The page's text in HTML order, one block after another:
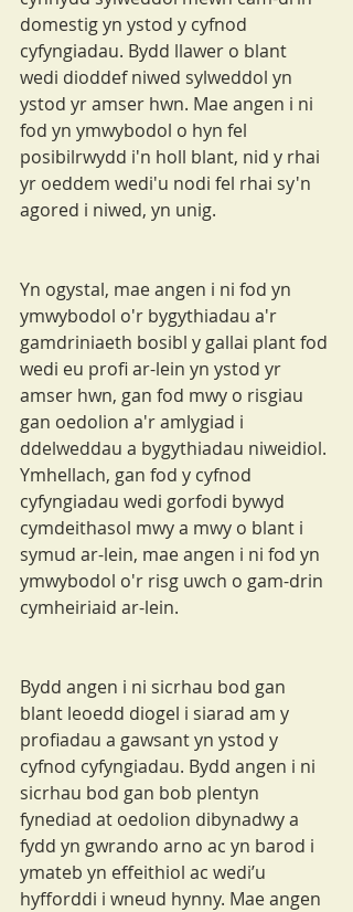
domestig yn ystod y cyfnod
cyfyngiadau. Bydd llawer o blant
wedi dioddef niwed sylweddol yn
ystod yr amser hwn. Mae angen i ni
fod yn ymwybodol o hyn fel
posibilrwydd i'n holl blant, nid y rhai
yr oeddem wedi'u nodi fel rhai sy'n
agored i niwed, yn unig.
Yn ogystal, mae angen i ni fod yn
ymwybodol o'r bygythiadau a'r
gamdriniaeth bosibl y gallai plant fod
wedi eu profi ar-lein yn ystod yr
amser hwn, gan fod mwy o risgiau
gan oedolion a'r amlygiad i
ddelweddau a bygythiadau niweidiol.
Ymhellach, gan fod y cyfnod
cyfyngiadau wedi gorfodi bywyd
cymdeithasol mwy a mwy o blant i
symud ar-lein, mae angen i ni fod yn
ymwybodol o'r risg uwch o gam-drin
cymheiriaid ar-lein.
Bydd angen i ni sicrhau bod gan
blant leoedd diogel i siarad am y
profiadau a gawsant yn ystod y
cyfnod cyfyngiadau. Bydd angen i ni
sicrhau bod gan bob plentyn
fynediad at oedolion dibynadwy a
fydd yn gwrando arno ac yn barod i
ymateb yn effeithiol ac wedi’u
hyfforddi i wneud hynny. Mae angen